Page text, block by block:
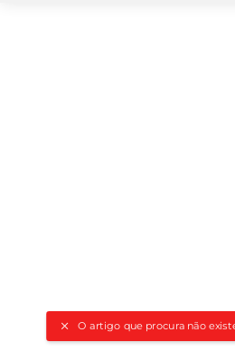
O artigo que procura não